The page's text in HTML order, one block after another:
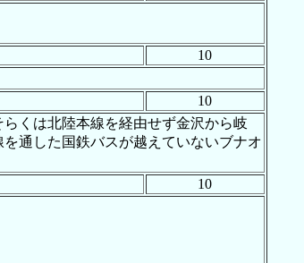
10
10
くは北陸本線を経由せず金沢から岐
通した国鉄バスが越えていないブナオ
10